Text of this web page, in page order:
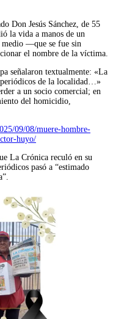
Don Jesús Sánchez, de 55
la vida a manos de un
medio —que se fue sin
el nombre de la víctima.
señalaron textualmente: «La
de la localidad…»
a un socio comercial; en
del homicidio,
09/08/muere-hombre-
huyo/
La Crónica reculó en su
pasó a “estimado